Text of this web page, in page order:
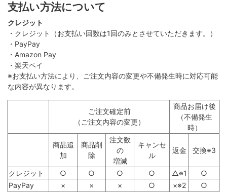
支払い方法について
クレジット
・クレジット（お支払い回数は1回のみとさせていただきます。）
・PayPay
・Amazon Pay
・楽天ペイ
※お支払い方法により、ご注文内容の変更や不備発生時に対応可能
な内容が異なります。
ご注文確定前
（ご注文内容の変更）
商品お届け後
（不備発生
時）
商品追
加
商品削
除
注文数
の
増減
キャンセ
ル
返金 交換※3
クレジット ○ ○ ○ ○ △※1
○
PayPay
× × × ○ ×※2
○